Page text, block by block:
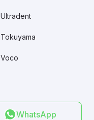
Ultradent
Tokuyama
Voco
WhatsApp